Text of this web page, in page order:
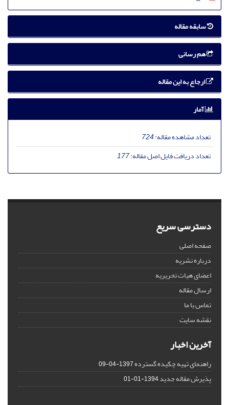
سابقه مقاله
هم رسانی
ارجاع به این مقاله
آمار
تعداد مشاهده مقاله:724
تعداد دریافت فایل اصل مقاله:177
دسترسی سریع
صفحه اصلی
درباره نشریه
اعضای هیات تحریریه
ارسال مقاله
تماس با ما
نقشه سایت
آخرین اخبار
راهنمای تهیه چکیده گسترده1397-04-09
پذیرش مقاله جدید1394-01-01